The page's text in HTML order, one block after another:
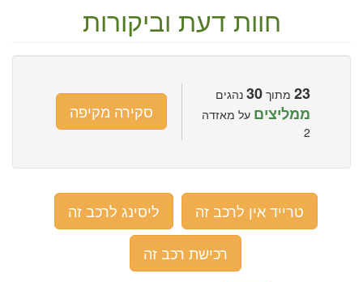
חוות דעת וביקורות
23 מתוך 30 נהגים
ממליצים על מאזדה
2
סקירה מקיפה
טרייד אין לרכב זה
ליסינג לרכב זה
רכישת רכב זה